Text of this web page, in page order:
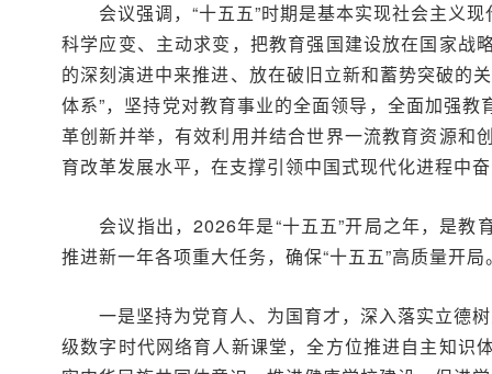
会议强调，“十五五”时期是基本实现社会主义现
科学应变、主动求变，把教育强国建设放在国家战
的深刻演进中来推进、放在破旧立新和蓄势突破的
体系”，坚持党对教育事业的全面领导，全面加强
革创新并举，有效利用并结合世界一流教育资源和
育改革发展水平，在支撑引领中国式现代化进程中
会议指出，2026年是“十五五”开局之年，是教
推进新一年各项重大任务，确保“十五五”高质量开局
一是坚持为党育人、为国育才，深入落实立德树
级数字时代网络育人新课堂，全方位推进自主知识